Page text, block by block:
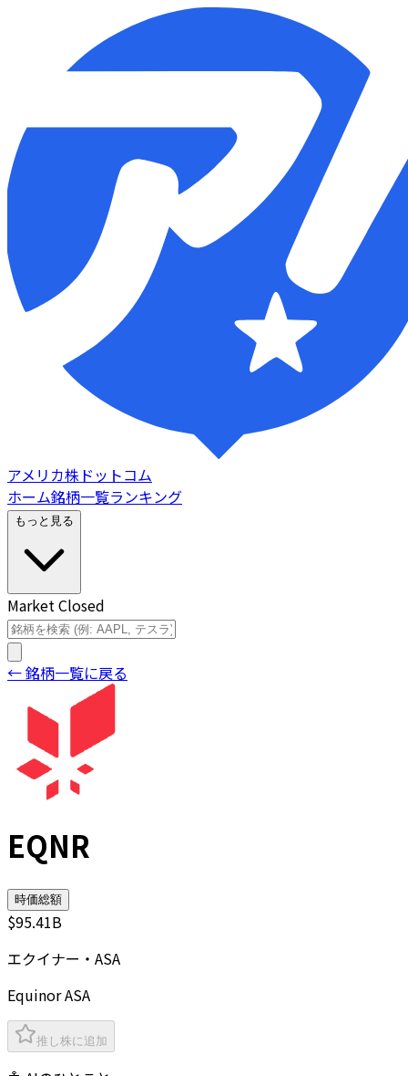
アメリカ株ドットコム
ホーム銘柄一覧ランキング
もっと見る
Market Closed
← 銘柄一覧に戻る
EQNR
時価総額
$95.41B
エクイナー・ASA
Equinor ASA
推し株に追加